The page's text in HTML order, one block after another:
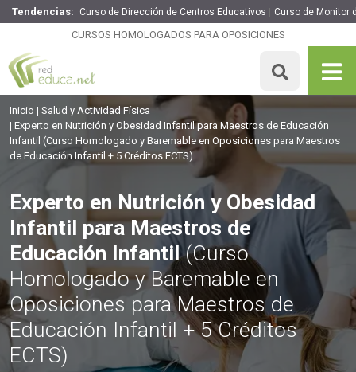
Tendencias: Curso de Dirección de Centros Educativos Curso de Monitor
CURSOS HOMOLOGADOS PARA OPOSICIONES
Experto en Nutrición y Obesidad Infantil para Maestros de
Educación Infantil
365 H
Inicio
Salud y Actividad Física
Experto en Nutrición y Obesidad Infantil para Maestros de Educación
Infantil (Curso Homologado y Baremable en Oposiciones para Maestros
de Educación Infantil + 5 Créditos ECTS)
Experto en Nutrición y Obesidad
Infantil para Maestros de
Educación Infantil(Curso
Homologado y Baremable en
Oposiciones para Maestros de
Educación Infantil + 5 Créditos
ECTS)